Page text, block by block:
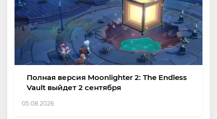
Полная версия Moonlighter 2: The Endless
Vault выйдет 2 сентября
05.08.2026